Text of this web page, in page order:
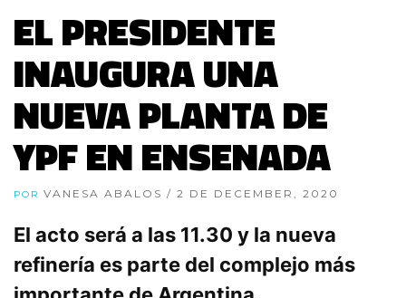
EL PRESIDENTE
INAUGURA UNA
NUEVA PLANTA DE
YPF EN ENSENADA
POR VANESA ABALOS / 2 DE DECEMBER, 2020
El acto será a las 11.30 y la nueva
refinería es parte del complejo más